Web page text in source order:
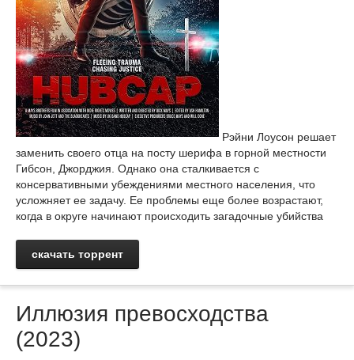
Рэйни Лоусон решает
заменить своего отца на посту шерифа в горной местности
Гибсон, Джорджия. Однако она сталкивается с
консервативными убеждениями местного населения, что
усложняет ее задачу. Ее проблемы еще более возрастают,
когда в округе начинают происходить загадочные убийства
скачать торрент
Иллюзия превосходства
(2023)